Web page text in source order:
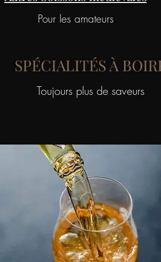
Pour les amateurs
SPÉCIALITÉS À BOIRE
Toujours plus de saveurs